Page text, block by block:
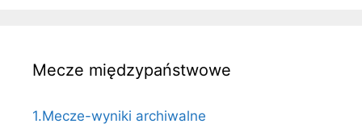
Mecze międzypaństwowe
1.Mecze-wyniki archiwalne